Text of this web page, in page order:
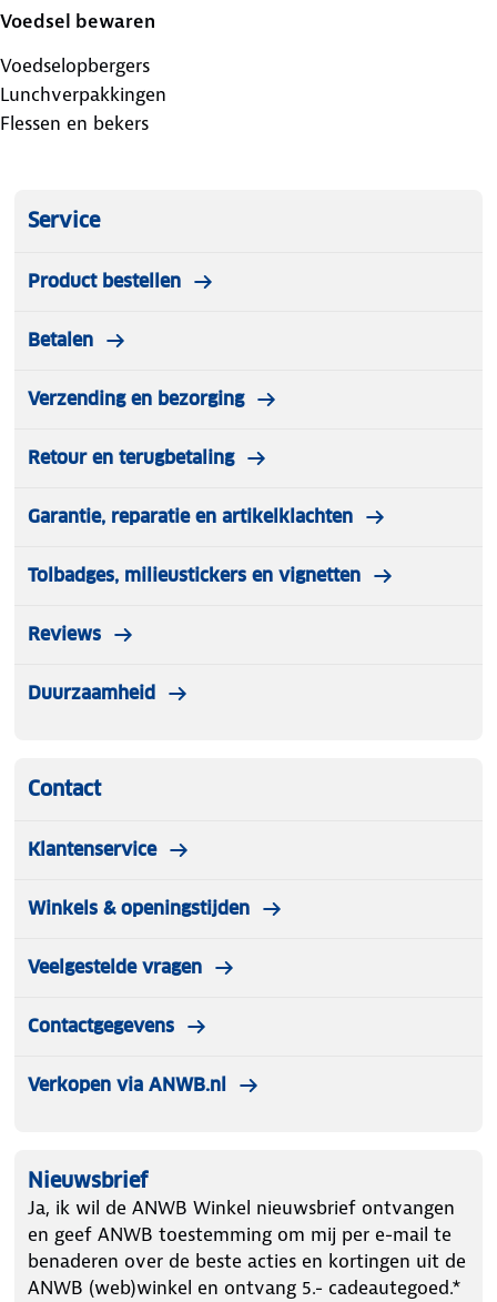
Voedsel bewaren
Voedselopbergers
Lunchverpakkingen
Flessen en bekers
Service
Product bestellen
Betalen
Verzending en bezorging
Retour en terugbetaling
Garantie, reparatie en artikelklachten
Tolbadges, milieustickers en vignetten
Reviews
Duurzaamheid
Contact
Klantenservice
Winkels & openingstijden
Veelgestelde vragen
Contactgegevens
Verkopen via ANWB.nl
Nieuwsbrief
Ja, ik wil de ANWB Winkel nieuwsbrief ontvangen
en geef ANWB toestemming om mij per e-mail te
benaderen over de beste acties en kortingen uit de
ANWB (web)winkel en ontvang 5.- cadeautegoed.*